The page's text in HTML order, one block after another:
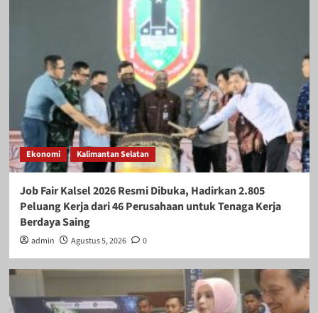
Ekonomi Kalimantan Selatan
Job Fair Kalsel 2026 Resmi Dibuka, Hadirkan 2.805
Peluang Kerja dari 46 Perusahaan untuk Tenaga Kerja
Berdaya Saing
admin Agustus 5, 2026 0